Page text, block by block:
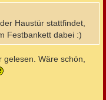
Haustür stattfindet,
Festbankett dabei :)
Wäre schön,